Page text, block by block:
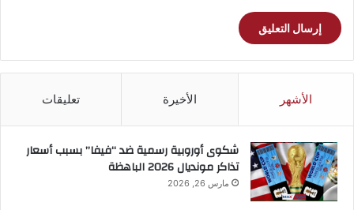
الأشهر الأخيرة تعليقات
شكوى أوروبية رسمية ضد “فيفا” بسبب أسعار
تذاكر مونديال 2026 الباهظة
مارس 26, 2026